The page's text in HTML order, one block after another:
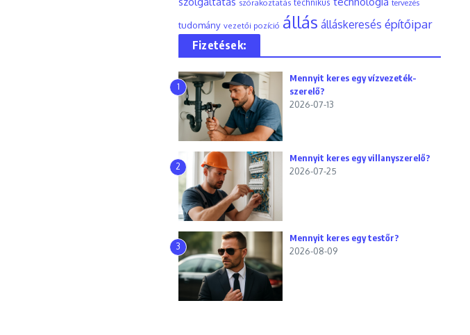
szórakoztatás technikus tervezés
tudomány vezetői pozíció állás álláskeresés építőipar
Fizetések:
1
Mennyit keres egy vízvezeték-
szerelő?
2026-07-13
2
Mennyit keres egy villanyszerelő?
2026-07-25
3
Mennyit keres egy testőr?
2026-08-09